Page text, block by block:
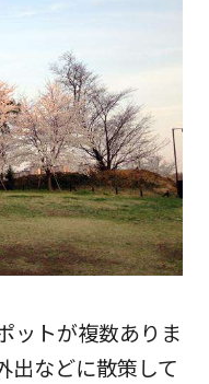
ットが複数ありま
出などに散策して